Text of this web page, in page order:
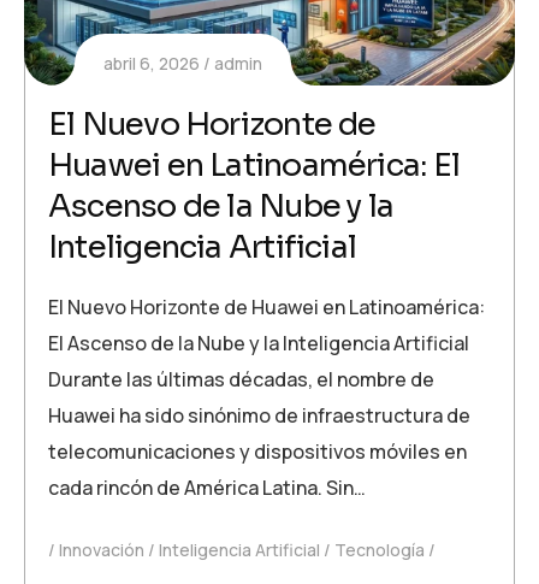
abril 6, 2026 admin
El Nuevo Horizonte de
Huawei en Latinoamérica: El
Ascenso de la Nube y la
Inteligencia Artificial
El Nuevo Horizonte de Huawei en Latinoamérica:
El Ascenso de la Nube y la Inteligencia Artificial
Durante las últimas décadas, el nombre de
Huawei ha sido sinónimo de infraestructura de
telecomunicaciones y dispositivos móviles en
cada rincón de América Latina. Sin…
Innovación Inteligencia Artificial Tecnología